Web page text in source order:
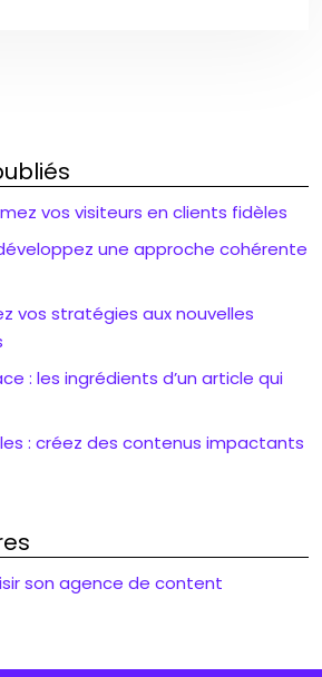
vos visiteurs en clients fidèles
une approche cohérente
vos stratégies aux nouvelles
: les ingrédients d’un article qui
: créez des contenus impactants
son agence de content